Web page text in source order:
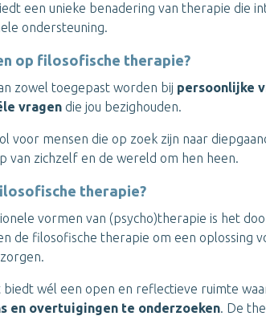
een unieke benadering van therapie die
ondersteuning.
op filosofische therapie?
zowel toegepast worden bij persoonlijke
vragen die jou bezighouden.
voor mensen die op zoek zijn naar
van zichzelf en de wereld om hen heen.
therapie?
vormen van (psycho)therapie is het
de filosofische therapie om een oplossing
wél een open en reflectieve ruimte
en overtuigingen te onderzoeken. De